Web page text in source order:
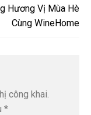
Hương Vị Mùa Hè
Cùng WineHome
công khai.
*